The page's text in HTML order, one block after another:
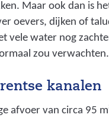
Maar ook dan is
oevers, dijken of
vele water nog
zou verwachten.
kanalen
afvoer van circa 95 m